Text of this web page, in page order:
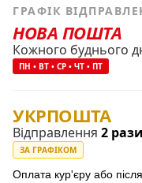
ГРАФІК
НОВА ПОШТА
Кожного буднього
ПН • ВТ • СР • ЧТ • ПТ
УКРПОШТА
Відправлення 2
ЗА ГРАФІКОМ
Оплата кур'єру або